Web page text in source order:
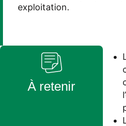
exploitation.
À retenir